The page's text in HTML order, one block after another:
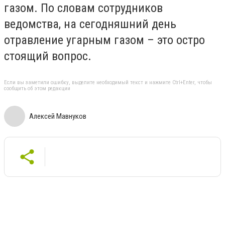
газом. По словам сотрудников
ведомства, на сегодняшний день
отравление угарным газом – это остро
стоящий вопрос.
Если вы заметили ошибку, выделите необходимый текст и нажмите Ctrl+Enter, чтобы
сообщить об этом редакции
Алексей Мавнуков